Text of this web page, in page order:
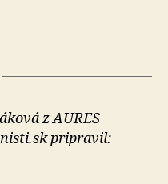
z AURES
pripravil: